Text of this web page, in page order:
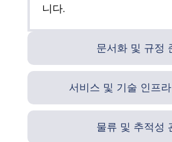
니다.
문서화 및 규정
서비스 및 기술 인프
물류 및 추적성